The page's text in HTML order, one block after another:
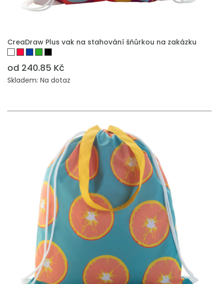
PŘIDAT DO POPTÁVKY
CreaDraw Plus vak na stahování šňůrkou na zakázku
od 240.85 Kč
Skladem: Na dotaz